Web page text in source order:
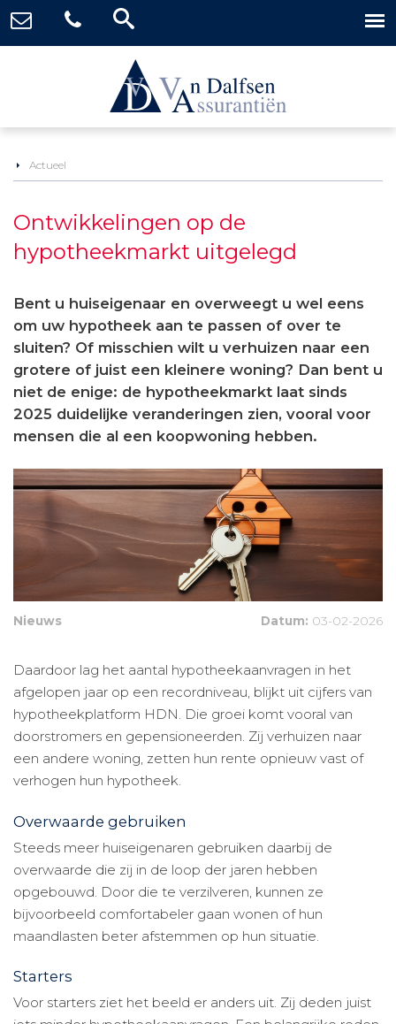
Actueel
Ontwikkelingen op de
hypotheekmarkt uitgelegd
Bent u huiseigenaar en overweegt u wel eens
om uw hypotheek aan te passen of over te
sluiten? Of misschien wilt u verhuizen naar een
grotere of juist een kleinere woning? Dan bent u
niet de enige: de hypotheekmarkt laat sinds
2025 duidelijke veranderingen zien, vooral voor
mensen die al een koopwoning hebben.
Nieuws Datum: 03-02-2026
Daardoor lag het aantal hypotheekaanvragen in het
afgelopen jaar op een recordniveau, blijkt uit cijfers van
hypotheekplatform HDN. Die groei komt vooral van
doorstromers en gepensioneerden. Zij verhuizen naar
een andere woning, zetten hun rente opnieuw vast of
verhogen hun hypotheek.
Overwaarde gebruiken
Steeds meer huiseigenaren gebruiken daarbij de
overwaarde die zij in de loop der jaren hebben
opgebouwd. Door die te verzilveren, kunnen ze
bijvoorbeeld comfortabeler gaan wonen of hun
maandlasten beter afstemmen op hun situatie.
Starters
Voor starters ziet het beeld er anders uit. Zij deden juist